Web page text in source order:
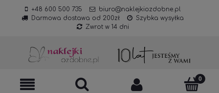
+48 600 500 735
biuro@naklejkiozdobne.pl
Darmowa dostawa od 200zł
Szybka wysyłka
Zwrot w 14 dni